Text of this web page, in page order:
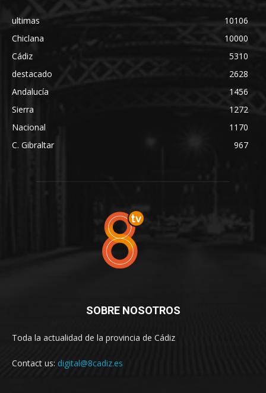
ultimas
10106
Chiclana
10000
Cádiz
5310
destacado
2628
Andalucía
1456
Sierra
1272
Nacional
1170
C. Gibraltar
967
SOBRE NOSOTROS
Toda la actualidad de la provincia de Cádiz
Contact us: digital@8cadiz.es